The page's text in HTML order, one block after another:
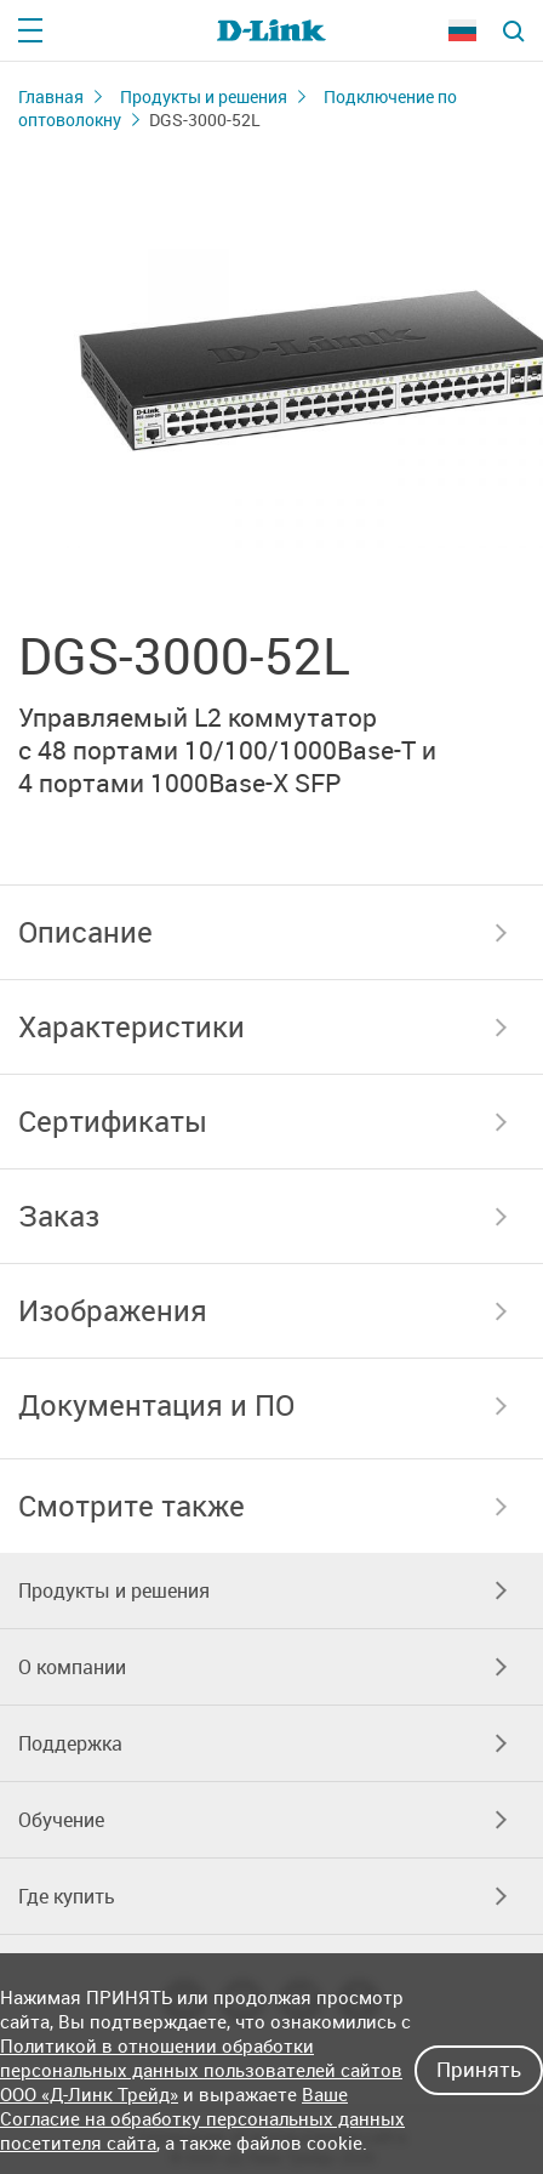
Главная Продукты и решения
Подключение по
оптоволокну
DGS-3000-52L
DGS-3000-52L
Управляемый L2 коммутатор
с 48 портами 10/100/1000Base-T и
4 портами 1000Base-X SFP
Описание
Характеристики
Сертификаты
Заказ
Изображения
Документация и ПО
Смотрите также
Продукты и решения
О компании
Поддержка
Обучение
Где купить
Соглашение об использовании сайта
© OOO «Д-Линк Трейд» 2026
Нажимая ПРИНЯТЬ или продолжая просмотр
сайта, Вы подтверждаете, что ознакомились с
Политикой в отношении обработки
персональных данных пользователей сайтов
ООО «Д-Линк Трейд» и выражаете Ваше
Согласие на обработку персональных данных
посетителя сайта, а также файлов cookie.
Принять